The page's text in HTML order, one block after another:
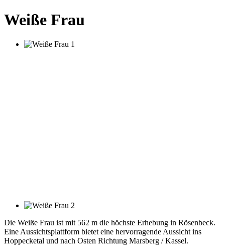
Weiße Frau
Die Weiße Frau ist mit 562 m die höchste Erhebung in Rösenbeck.
Eine Aussichtsplattform bietet eine hervorragende Aussicht ins
Hoppecketal und nach Osten Richtung Marsberg / Kassel.